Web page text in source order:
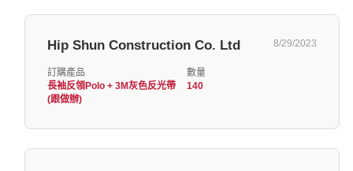
Hip Shun Construction Co. Ltd 8/29/2023
訂購產品
長袖反領Polo + 3M灰色反光帶
(跟做辦)
數量
140